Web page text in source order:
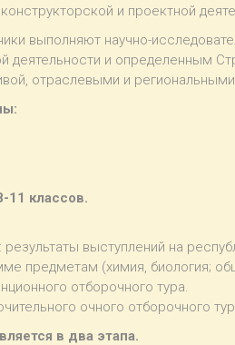
и проектной
выполняют научно-
деятельности и определенным
отраслевыми и
11 классов.
выступлений на
предметам (химия, биология;
отборочного тура.
очного отборочного
в два этапа.